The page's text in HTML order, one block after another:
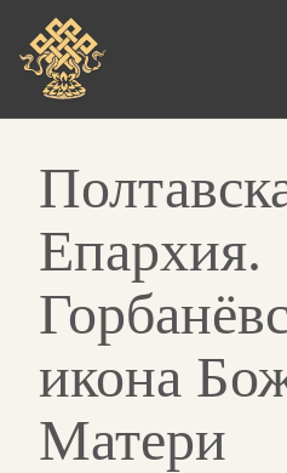
main
content
Епархия.
икона
Матери